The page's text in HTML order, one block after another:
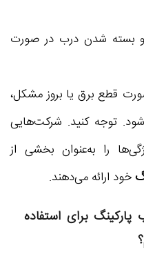
و بسته شدن درب در صورت
قطع برق یا بروز مشکل،
توجه کنید. شرکت‌هایی
را به‌عنوان بخشی از
خود ارائه می‌دهند.
برای استفاده